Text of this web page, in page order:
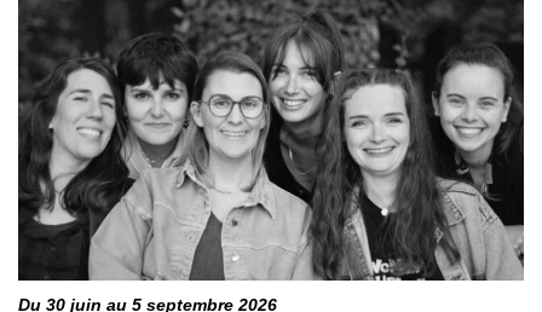
Du 30 juin au 5 septembre 2026